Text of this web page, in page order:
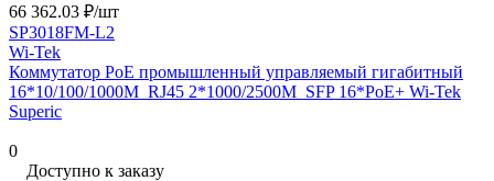
66 362.03 ₽/шт
SP3018FM-L2
Wi-Tek
Коммутатор PoE промышленный управляемый гигабитный
16*10/100/1000M_RJ45 2*1000/2500M_SFP 16*PoE+ Wi-Tek
Superic
0
Доступно к заказу